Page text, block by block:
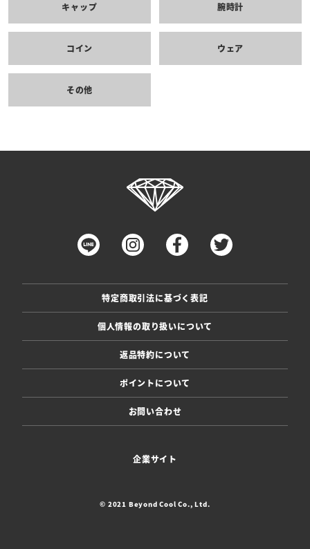
キャップ 腕時計
コイン ウェア
その他
特定商取引法に基づく表記
個人情報の取り扱いについて
返品特約について
ポイントについて
お問い合わせ
企業サイト
© 2021 Beyond Cool Co., Ltd.